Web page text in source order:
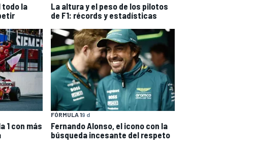
todo la
La altura y el peso de los pilotos
de F1: récords y estadísticas
1 con más
FÓRMULA 19 d
Fernando Alonso, el icono con la
búsqueda incesante del respeto